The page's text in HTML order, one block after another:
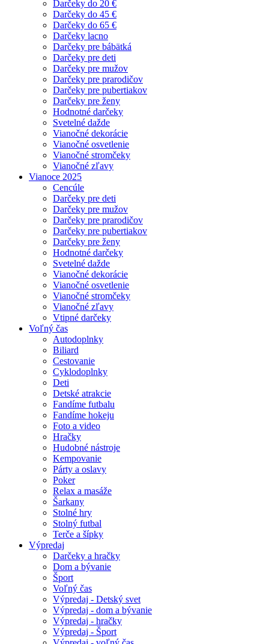
Darčeky do 20 €
Darčeky do 45 €
Darčeky do 65 €
Darčeky lacno
Darčeky pre bábätká
Darčeky pre deti
Darčeky pre mužov
Darčeky pre prarodičov
Darčeky pre pubertiakov
Darčeky pre ženy
Hodnotné darčeky
Svetelné dažde
Vianočné dekorácie
Vianočné osvetlenie
Vianočné stromčeky
Vianočné zľavy
Vianoce 2025
Cencúle
Darčeky pre deti
Darčeky pre mužov
Darčeky pre prarodičov
Darčeky pre pubertiakov
Darčeky pre ženy
Hodnotné darčeky
Svetelné dažde
Vianočné dekorácie
Vianočné osvetlenie
Vianočné stromčeky
Vianočné zľavy
Vtipné darčeky
Voľný čas
Autodoplnky
Biliard
Cestovanie
Cyklodoplnky
Deti
Detské atrakcie
Fandíme futbalu
Fandíme hokeju
Foto a video
Hračky
Hudobné nástroje
Kempovanie
Párty a oslavy
Poker
Relax a masáže
Šarkany
Stolné hry
Stolný futbal
Terče a šípky
Výpredaj
Darčeky a hračky
Dom a bývanie
Šport
Voľný čas
Výpredaj - Detský svet
Výpredaj - dom a bývanie
Výpredaj - hračky
Výpredaj - Šport